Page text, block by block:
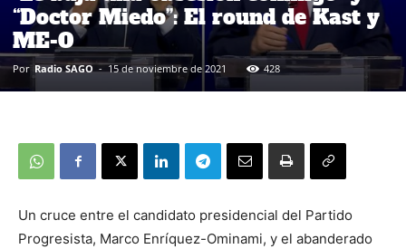
“Doctor Miedo”: El round de Kast y
ME-O
Por Radio SAGO - 15 de noviembre de 2021 428
Un cruce entre el candidato presidencial del Partido
Progresista, Marco Enríquez-Ominami, y el abanderado